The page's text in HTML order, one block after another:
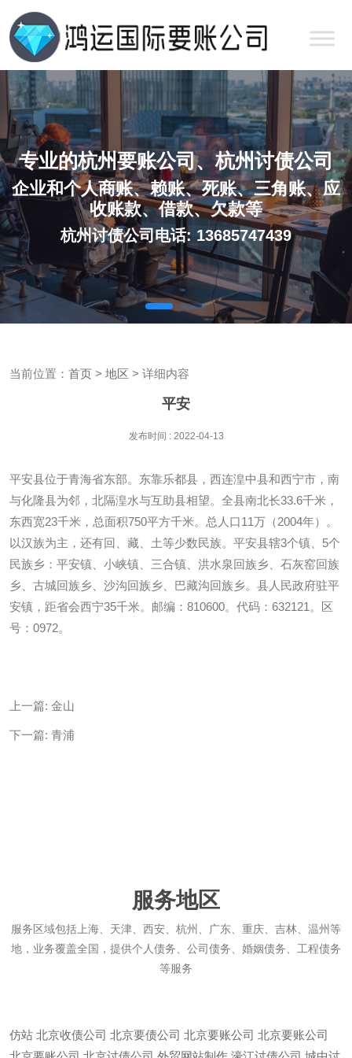
专业的杭州要账公司、杭州讨债公司
企业和个人商账、赖账、死账、三角账、应
收账款、借款、欠款等
杭州讨债公司电话: 13685747439
当前位置： 首页 > 地区 > 详细内容
平安
发布时间 : 2022-04-13
平安县位于青海省东部。东靠乐都县，西连湟中县和西宁市，南
与化隆县为邻，北隔湟水与互助县相望。全县南北长33.6千米，
东西宽23千米，总面积750平方千米。总人口11万（2004年）。
以汉族为主，还有回、藏、土等少数民族。平安县辖3个镇、5个
民族乡：平安镇、小峡镇、三合镇、洪水泉回族乡、石灰窑回族
乡、古城回族乡、沙沟回族乡、巴藏沟回族乡。县人民政府驻平
安镇，距省会西宁35千米。邮编：810600。代码：632121。区
号：0972。
上一篇: 金山
下一篇: 青浦
服务地区
服务区域包括上海、天津、西安、杭州、广东、重庆、吉林、温州等
地，业务覆盖全国，提供个人债务、公司债务、婚姻债务、工程债务
等服务
仿站 北京收债公司 北京要债公司 北京要账公司 北京要账公司